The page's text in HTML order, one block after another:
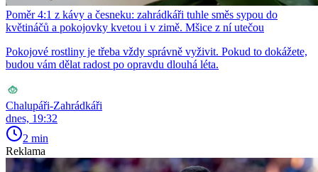
Poměr 4:1 z kávy a česneku: zahrádkáři tuhle směs sypou do
květináčů a pokojovky kvetou i v zimě. Mšice z ní utečou
Pokojové rostliny je třeba vždy správně vyživit. Pokud to dokážete,
budou vám dělat radost po opravdu dlouhá léta.
Chalupáři-Zahrádkáři
dnes, 19:32
2 min
Reklama